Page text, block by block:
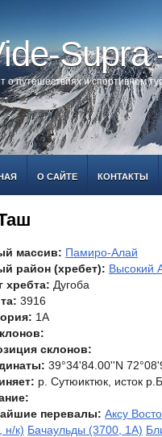
о путешествиях и спортивном
О САЙТЕ КОНТАКТЫ
массив: Памиро-Алай
район (хребет): Высокий
хребта: Дугоба
3916
1А
склонов:
39°34'84.00''N
р. Сутюиктюк, исток
перевалы: Аксу
н/к) Бачаульды (3700, 1А)